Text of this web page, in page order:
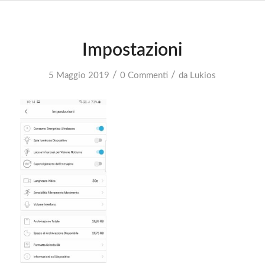
Impostazioni
5 Maggio 2019 / 0 Commenti / da Lukios